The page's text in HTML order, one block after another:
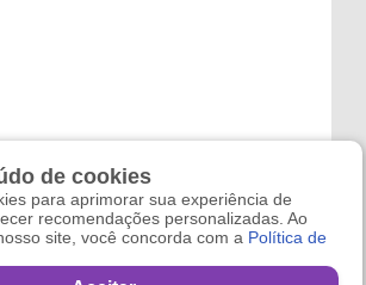
de cookies
para aprimorar sua experiência de
recomendações personalizadas. Ao
site, você concorda com a Política de